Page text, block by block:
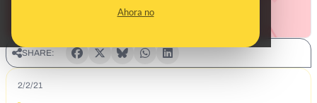
Ahora no
SHARE:
2/2/21